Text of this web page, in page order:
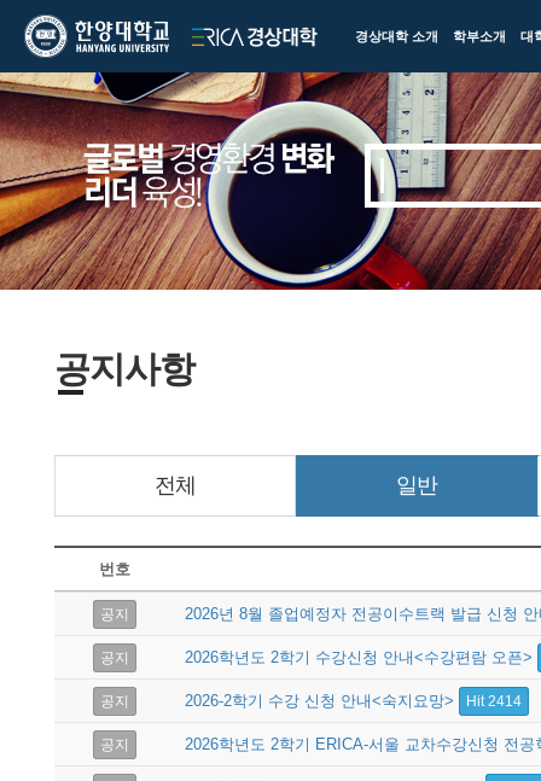
한양대학교
한양대학교
ERICA
경상대학
경상대학 소개 학부소개 대
공지사항
전체 일반
게시판
번호
공지 2026년 8월 졸업예정자 전공이수트랙 발급 신청
공지 2026학년도 2학기 수강신청 안내<수강편람 오픈>
공지 2026-2학기 수강 신청 안내<숙지요망> Hit 2414
공지 2026학년도 2학기 ERICA-서울 교차수강신청 전